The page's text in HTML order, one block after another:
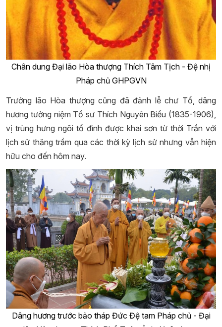
Chân dung Đại lão Hòa thượng Thích Tâm Tịch - Đệ nhị
Pháp chủ GHPGVN
Trưởng lão Hòa thượng cũng đã đảnh lễ chư Tổ, dâng
hương tưởng niệm Tổ sư Thích Nguyên Biểu (1835-1906),
vị trùng hưng ngôi tổ đình được khai sơn từ thời Trần với
lịch sử thăng trầm qua các thời kỳ lịch sử nhưng vẫn hiện
hữu cho đến hôm nay.
Dâng hương trước bảo tháp Đức Đệ tam Pháp chủ - Đại